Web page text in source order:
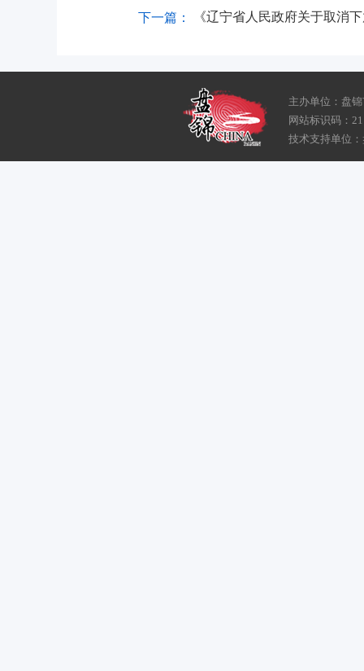
下一篇： 《辽宁省人民政府关于取消
主办单位：盘
网站标识码：
技术支持单位